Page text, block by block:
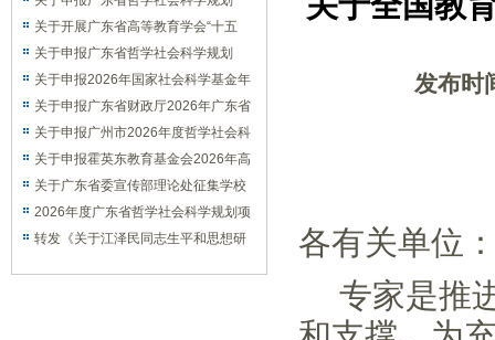
发布时
各有关单位
专家是推
2026年度高校思想政治理论课研究专项
的通知
关于开展广东省高等教育学会“十五
五”规划 2026年度高等教育研究课题申
报工作的通知
关于申报广东省哲学社会科学规划
2026年度合作类专项的通知
关于申报2026年国家社会科学基金年
度项目的通知
关于申报广东省财政厅2026年广东省
财政科研课题的通知
关于申报广州市2026年度哲学社会科
学规划课题的通知
关于申报霍英东教育基金会2026年高
等院校青年教师基金项目的通知
关于广东省委宣传部理论处征集学校
拟出版专著信息的通知
2026年度广东省哲学社会科学规划项
目清理通知
转发《关于江泽民同志生平和思想研